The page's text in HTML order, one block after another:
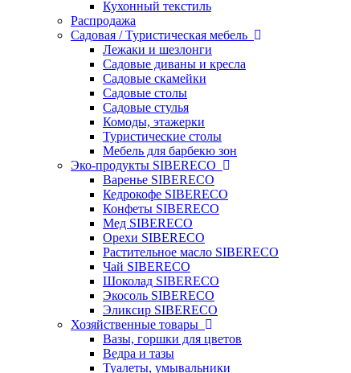
Кухонный текстиль
Распродажа
Садовая / Туристическая мебель
Лежаки и шезлонги
Садовые диваны и кресла
Садовые скамейки
Садовые столы
Садовые стулья
Комоды, этажерки
Туристические столы
Мебель для барбекю зон
Эко-продукты SIBERECO
Варенье SIBERECO
Кедрокофе SIBERECO
Конфеты SIBERECO
Мед SIBERECO
Орехи SIBERECO
Растительное масло SIBERECO
Чай SIBERECO
Шоколад SIBERECO
Экосоль SIBERECO
Эликсир SIBERECO
Хозяйственные товары
Вазы, горшки для цветов
Ведра и тазы
Туалеты, умывальники